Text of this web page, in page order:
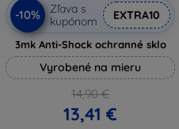
-10%
Zľava s
kupónom
EXTRA10
3mk Anti-Shock ochranné sklo
Vyrobené na mieru
14,90 €
13,41 €